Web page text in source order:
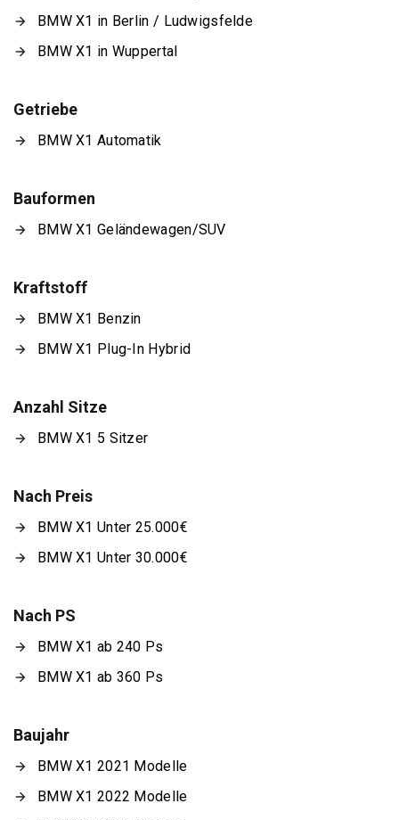
BMW X1 in Berlin / Ludwigsfelde
BMW X1 in Wuppertal
Getriebe
BMW X1 Automatik
Bauformen
BMW X1 Geländewagen/SUV
Kraftstoff
BMW X1 Benzin
BMW X1 Plug-In Hybrid
Anzahl Sitze
BMW X1 5 Sitzer
Nach Preis
BMW X1 Unter 25.000€
BMW X1 Unter 30.000€
Nach PS
BMW X1 ab 240 Ps
BMW X1 ab 360 Ps
Baujahr
BMW X1 2021 Modelle
BMW X1 2022 Modelle